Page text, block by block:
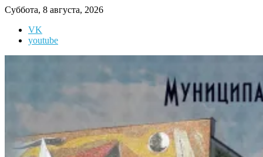
Перейти
содержимому
Суббота, 8 августа, 2026
VK
youtube